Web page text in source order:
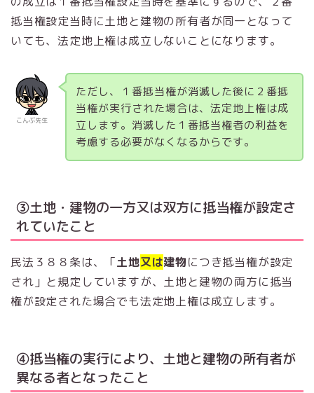
抵当権設定当時に土地と建物の所有者が同一となって
いても、法定地上権は成立しないことになります。
こんぶ先生
ただし、１番抵当権が消滅した後に２番抵
当権が実行された場合は、法定地上権は成
立します。消滅した１番抵当権者の利益を
考慮する必要がなくなるからです。
③土地・建物の一方又は双方に抵当権が設定さ
れていたこと
民法３８８条は、「土地又は建物につき抵当権が設定
され」と規定していますが、土地と建物の両方に抵当
権が設定された場合でも法定地上権は成立します。
④抵当権の実行により、土地と建物の所有者が
異なる者となったこと